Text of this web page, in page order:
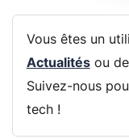
Vous êtes un
Actualitésou de
Suivez-nous
tech !